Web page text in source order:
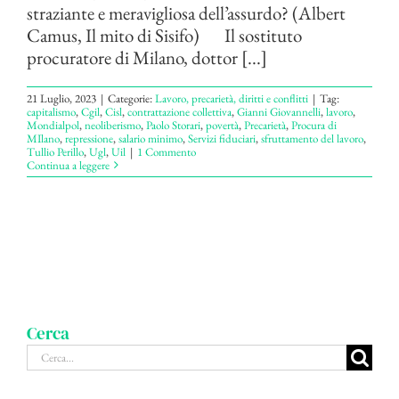
straziante e meravigliosa dell’assurdo? (Albert
Camus, Il mito di Sisifo) Il sostituto
procuratore di Milano, dottor [...]
21 Luglio, 2023 | Categorie:Lavoro, precarietà, diritti e conflitti | Tag:
capitalismo,Cgil,Cisl,contrattazione collettiva,Gianni Giovannelli,lavoro,
Mondialpol,neoliberismo,Paolo Storari,povertà,Precarietà,Procura di
MIlano,repressione,salario minimo,Servizi fiduciari,sfruttamento del lavoro,
Tullio Perillo,Ugl,Uil | 1 Commento
Continua a leggere
Cerca
Cerca
per: